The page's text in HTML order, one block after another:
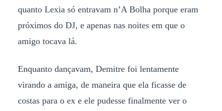
quanto Lexia só entravam n’A Bolha porque eram
próximos do DJ, e apenas nas noites em que o
amigo tocava lá.
Enquanto dançavam, Demitre foi lentamente
virando a amiga, de maneira que ela ficasse de
costas para o ex e ele pudesse finalmente ver o